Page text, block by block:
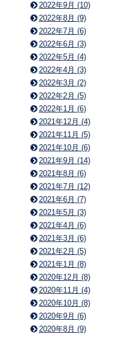
2022年9月 (10)
2022年8月 (9)
2022年7月 (6)
2022年6月 (3)
2022年5月 (4)
2022年4月 (3)
2022年3月 (2)
2022年2月 (5)
2022年1月 (6)
2021年12月 (4)
2021年11月 (5)
2021年10月 (6)
2021年9月 (14)
2021年8月 (6)
2021年7月 (12)
2021年6月 (7)
2021年5月 (3)
2021年4月 (6)
2021年3月 (6)
2021年2月 (5)
2021年1月 (8)
2020年12月 (8)
2020年11月 (4)
2020年10月 (8)
2020年9月 (6)
2020年8月 (9)